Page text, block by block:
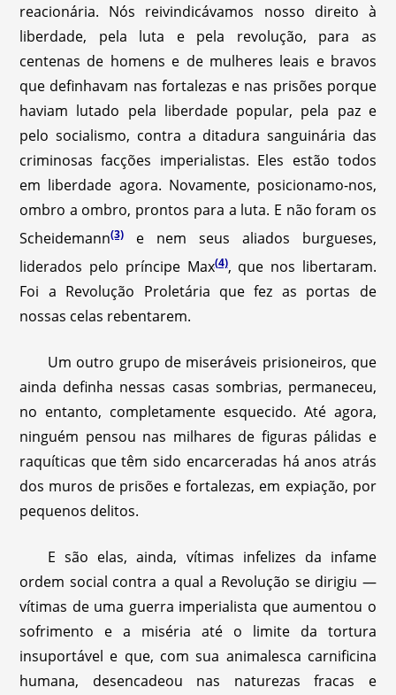
reacionária. Nós reivindicávamos nosso direito à
liberdade, pela luta e pela revolução, para as
centenas de homens e de mulheres leais e bravos
que definhavam nas fortalezas e nas prisões porque
haviam lutado pela liberdade popular, pela paz e
pelo socialismo, contra a ditadura sanguinária das
criminosas facções imperialistas. Eles estão todos
em liberdade agora. Novamente, posicionamo-nos,
ombro a ombro, prontos para a luta. E não foram os
Scheidemann(3)
e nem seus aliados burgueses,
liderados pelo príncipe Max(4), que nos libertaram.
Foi a Revolução Proletária que fez as portas de
nossas celas rebentarem.
Um outro grupo de miseráveis prisioneiros, que
ainda definha nessas casas sombrias, permaneceu,
no entanto, completamente esquecido. Até agora,
ninguém pensou nas milhares de figuras pálidas e
raquíticas que têm sido encarceradas há anos atrás
dos muros de prisões e fortalezas, em expiação, por
pequenos delitos.
E são elas, ainda, vítimas infelizes da infame
ordem social contra a qual a Revolução se dirigiu —
vítimas de uma guerra imperialista que aumentou o
sofrimento e a miséria até o limite da tortura
insuportável e que, com sua animalesca carnificina
humana, desencadeou nas naturezas fracas e